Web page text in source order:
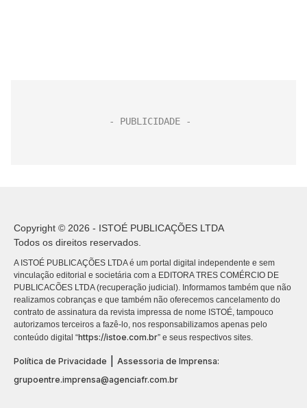
Copyright © 2026 - ISTOÉ PUBLICAÇÕES LTDA
Todos os direitos reservados.
A ISTOÉ PUBLICAÇÕES LTDA é um portal digital independente e sem
vinculação editorial e societária com a EDITORA TRES COMÉRCIO DE
PUBLICACÕES LTDA (recuperação judicial). Informamos também que não
realizamos cobranças e que também não oferecemos cancelamento do
contrato de assinatura da revista impressa de nome ISTOÉ, tampouco
autorizamos terceiros a fazê-lo, nos responsabilizamos apenas pelo
conteúdo digital “https://istoe.com.br” e seus respectivos sites.
Política de Privacidade
Assessoria de Imprensa:
grupoentre.imprensa@agenciafr.com.br